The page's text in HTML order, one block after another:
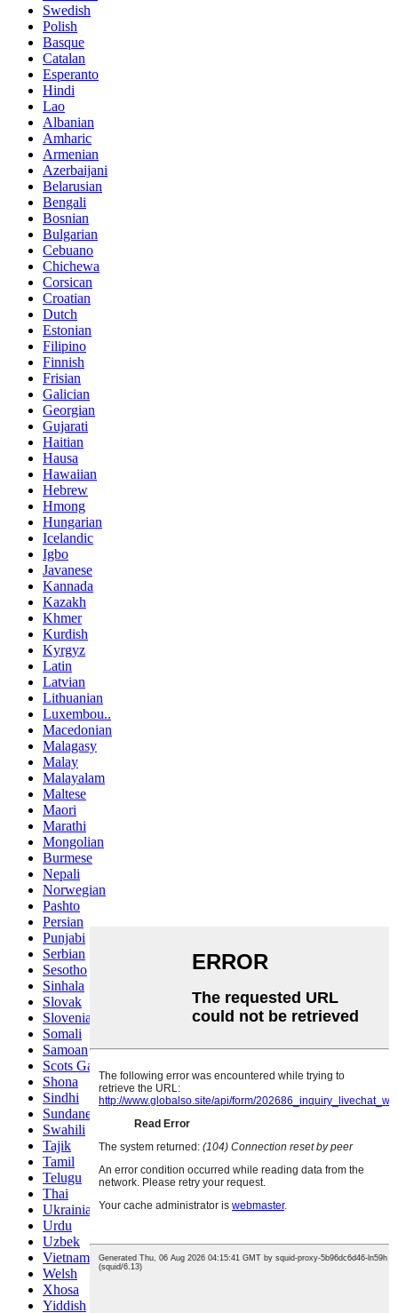
Swedish
Polish
Basque
Catalan
Esperanto
Hindi
Lao
Albanian
Amharic
Armenian
Azerbaijani
Belarusian
Bengali
Bosnian
Bulgarian
Cebuano
Chichewa
Corsican
Croatian
Dutch
Estonian
Filipino
Finnish
Frisian
Galician
Georgian
Gujarati
Haitian
Hausa
Hawaiian
Hebrew
Hmong
Hungarian
Icelandic
Igbo
Javanese
Kannada
Kazakh
Khmer
Kurdish
Kyrgyz
Latin
Latvian
Lithuanian
Luxembou..
Macedonian
Malagasy
Malay
Malayalam
Maltese
Maori
Marathi
Mongolian
Burmese
Nepali
Norwegian
Pashto
Persian
Punjabi
Serbian
Sesotho
Sinhala
Slovak
Slovenian
Somali
Samoan
Scots Gaelic
Shona
Sindhi
Sundanese
Swahili
Tajik
Tamil
Telugu
Thai
Ukrainian
Urdu
Uzbek
Vietnamese
Welsh
Xhosa
Yiddish